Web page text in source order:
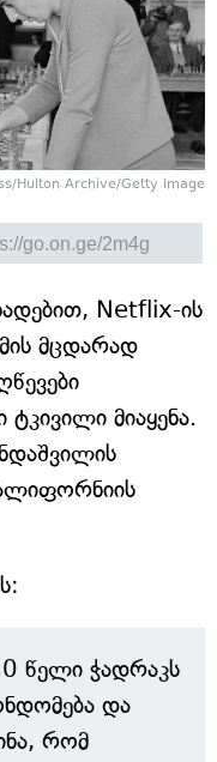
Hulton Archive/Getty Image
Netflix-ის
მცდარად
მიაყენა.
წელი ჭადრაკს
და
რომ